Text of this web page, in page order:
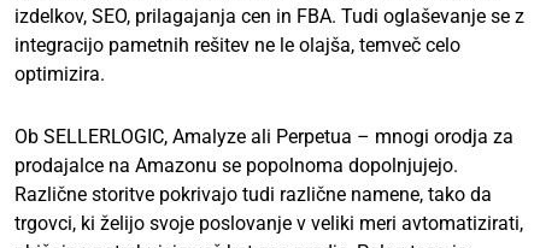
izdelkov, SEO, prilagajanja cen in FBA. Tudi oglaševanje se z
integracijo pametnih rešitev ne le olajša, temveč celo
optimizira.
Ob SELLERLOGIC, Amalyze ali Perpetua – mnogi orodja za
prodajalce na Amazonu se popolnoma dopolnjujejo.
Različne storitve pokrivajo tudi različne namene, tako da
trgovci, ki želijo svoje poslovanje v veliki meri avtomatizirati,